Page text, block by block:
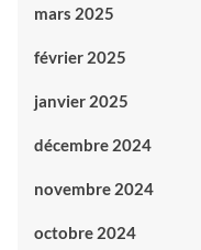
mars 2025
février 2025
janvier 2025
décembre 2024
novembre 2024
octobre 2024